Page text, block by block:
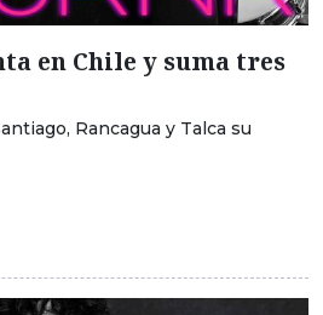
en Chile y suma tres
Rancagua y Talca su